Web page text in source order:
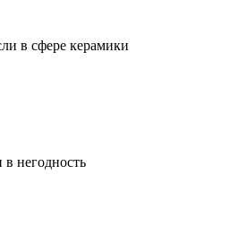
в сфере керамики
негодность